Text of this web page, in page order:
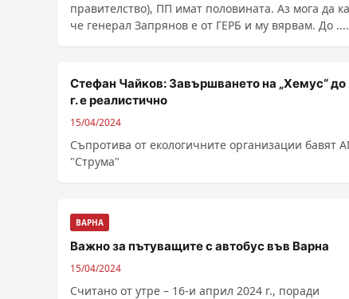
правителство), ПП имат половината. Аз мога да
че генерал Запрянов е от ГЕРБ и му вярвам. До
Стефан Чайков: Завършването на „Хемус“
г. е реалистично
15/04/2024
Съпротива от екологичните организации бавят
"Струма"
ВАРНА
Важно за пътуващите с автобус във Варна
15/04/2024
Считано от утре – 16-и април 2024 г., поради